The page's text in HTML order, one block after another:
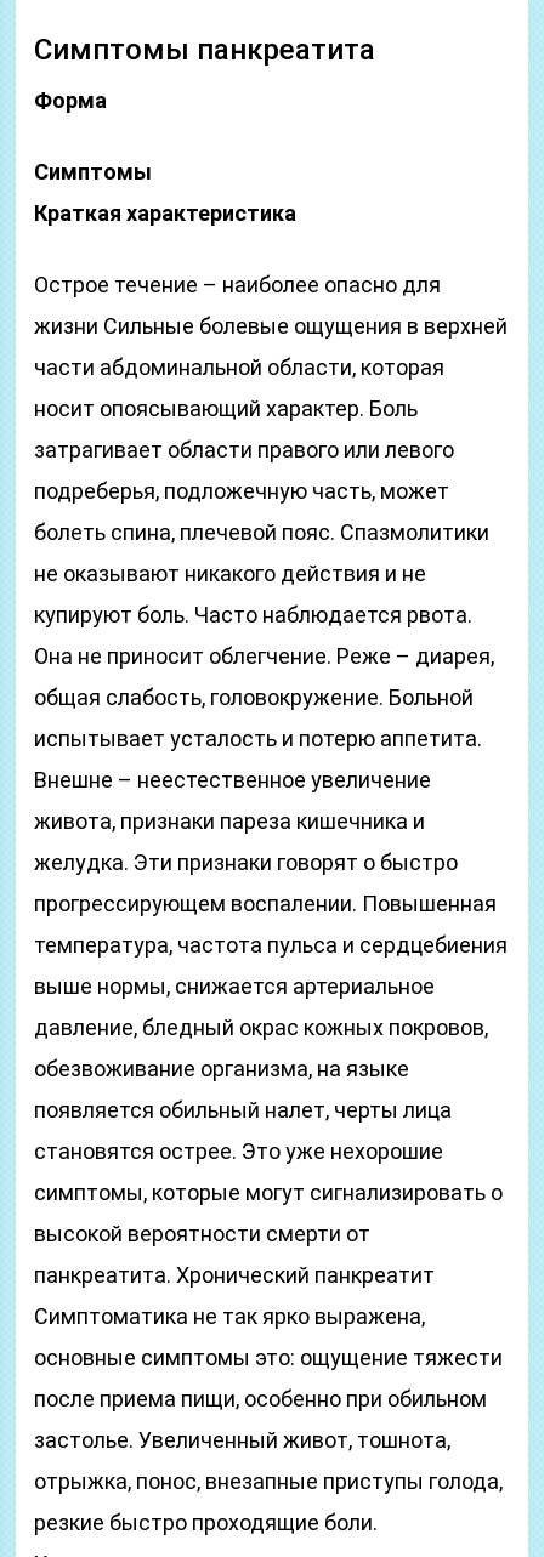
Симптомы панкреатита
Форма
Симптомы
Краткая характеристика
Острое течение – наиболее опасно для
жизни Сильные болевые ощущения в верхней
части абдоминальной области, которая
носит опоясывающий характер. Боль
затрагивает области правого или левого
подреберья, подложечную часть, может
болеть спина, плечевой пояс. Спазмолитики
не оказывают никакого действия и не
купируют боль. Часто наблюдается рвота.
Она не приносит облегчение. Реже – диарея,
общая слабость, головокружение. Больной
испытывает усталость и потерю аппетита.
Внешне – неестественное увеличение
живота, признаки пареза кишечника и
желудка. Эти признаки говорят о быстро
прогрессирующем воспалении. Повышенная
температура, частота пульса и сердцебиения
выше нормы, снижается артериальное
давление, бледный окрас кожных покровов,
обезвоживание организма, на языке
появляется обильный налет, черты лица
становятся острее. Это уже нехорошие
симптомы, которые могут сигнализировать о
высокой вероятности смерти от
панкреатита. Хронический панкреатит
Симптоматика не так ярко выражена,
основные симптомы это: ощущение тяжести
после приема пищи, особенно при обильном
застолье. Увеличенный живот, тошнота,
отрыжка, понос, внезапные приступы голода,
резкие быстро проходящие боли.